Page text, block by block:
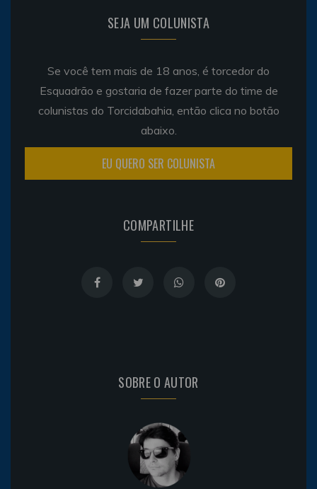
SEJA UM COLUNISTA
Se você tem mais de 18 anos, é torcedor do
Esquadrão e gostaria de fazer parte do time de
colunistas do Torcidabahia, então clica no botão
abaixo.
EU QUERO SER COLUNISTA
COMPARTILHE
SOBRE O AUTOR